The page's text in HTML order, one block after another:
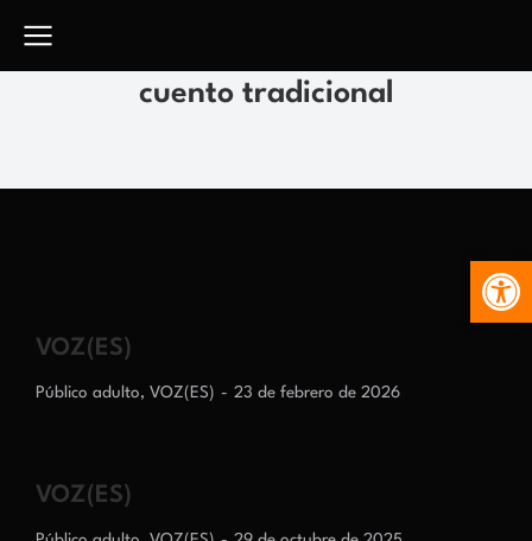
cuento tradicional
VOZ(ES)
Público adulto, VOZ(ES) 23 de febrero de 2026
VOZ(ES)